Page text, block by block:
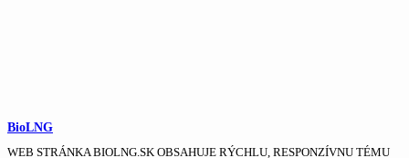
BioLNG
WEB STRÁNKA BIOLNG.SK OBSAHUJE RÝCHLU, RESPONZÍVNU TÉMU